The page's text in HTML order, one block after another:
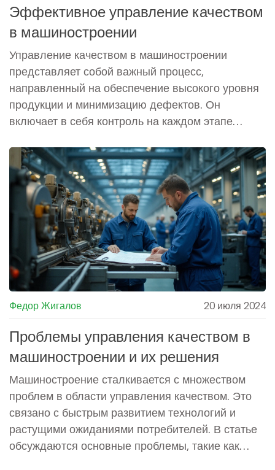
Эффективное управление качеством
в машиностроении
Управление качеством в машиностроении
представляет собой важный процесс,
направленный на обеспечение высокого уровня
продукции и минимизацию дефектов. Он
включает в себя контроль на каждом этапе
и технологий для оценки и улучшения качества.
Эффективное управление качеством помогает
укрепить репутацию компании и сократить
издержки. В этой статье рассматриваются
ключевые аспекты и лучшие практики
управления качеством в машиностроении.
Федор Жигалов 20 июля 2024
Проблемы управления качеством в
машиностроении и их решения
Машиностроение сталкивается с множеством
проблем в области управления качеством. Это
связано с быстрым развитием технологий и
растущими ожиданиями потребителей. В статье
обсуждаются основные проблемы, такие как